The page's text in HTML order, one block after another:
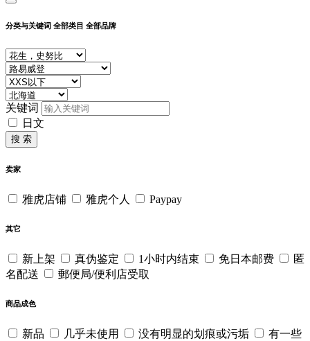
分类与关键词 全部类目 全部品牌
关键词
日文
搜 索
卖家
雅虎店铺 雅虎个人 Paypay
其它
新上架 真伪鉴定 1小时内结束 免日本邮费
匿
名配送
郵便局/便利店受取
商品成色
新品 几乎未使用 没有明显的划痕或污垢
有一些